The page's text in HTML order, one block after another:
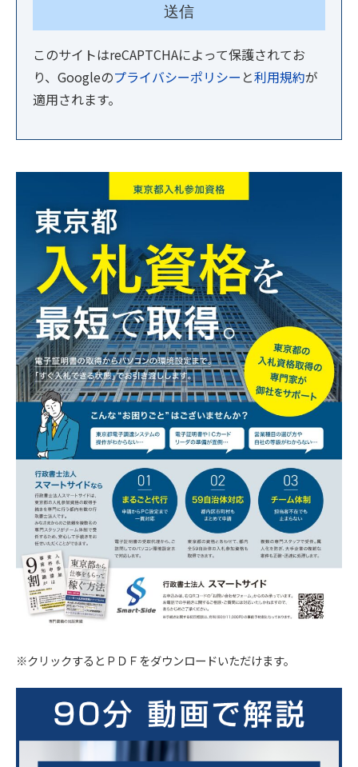
このサイトはreCAPTCHAによって保護されてお
り、Googleのプライバシーポリシー と利用規約が
適用されます。
※クリックするとＰＤＦをダウンロードいただけます。